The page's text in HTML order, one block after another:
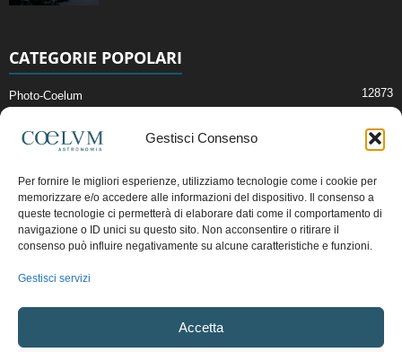
Gestisci Consenso
Per fornire le migliori esperienze, utilizziamo tecnologie come i cookie per
memorizzare e/o accedere alle informazioni del dispositivo. Il consenso a
queste tecnologie ci permetterà di elaborare dati come il comportamento di
navigazione o ID unici su questo sito. Non acconsentire o ritirare il
consenso può influire negativamente su alcune caratteristiche e funzioni.
Gestisci servizi
Accetta
CATEGORIE POPOLARI
Photo-Coelum 12873
News di Astronomia 2409
Cielo del Mese
Astronomia, Astrofisica e Cosmologia
Articoli e Risorse On-Line
Copyright © 1997 - 2024 vietata la riproduzione.